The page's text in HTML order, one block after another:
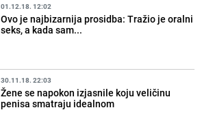
01.12.18. 12:02
Ovo je najbizarnija prosidba: Tražio je oralni
seks, a kada sam...
30.11.18. 22:03
Žene se napokon izjasnile koju veličinu
penisa smatraju idealnom